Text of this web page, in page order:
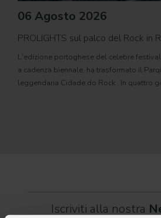
06 Agosto 2026
PROLIGHTS sul palco del Rock in
L'edizione portoghese del celebre
a cadenza biennale, ha trasformato il
leggendaria Cidade do Rock . In quattro
Iscriviti alla nostra